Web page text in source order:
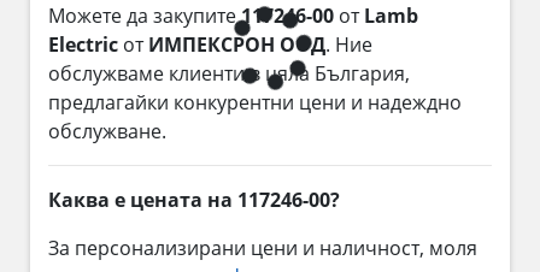
Можете да закупите117246-00 отLamb
Electric отИМПЕКСРОН ООД. Ние
обслужваме клиенти в цяла България,
предлагайки конкурентни цени и надеждно
обслужване.
Каква е цената на 117246-00?
За персонализирани цени и наличност, моля